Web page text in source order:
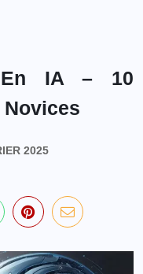
En IA – 10
Novices
2025